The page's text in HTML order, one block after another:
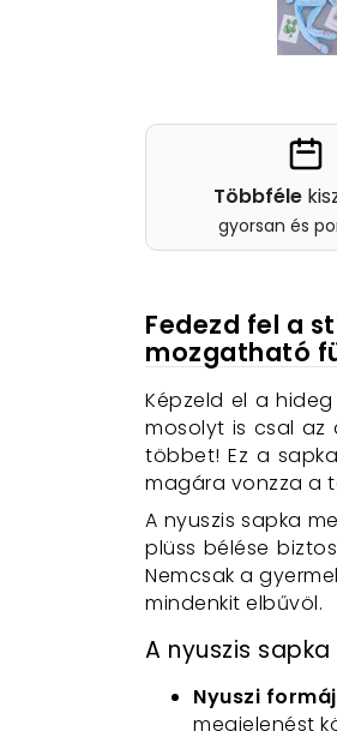
Többféle
gyorsan és
Fedezd fel a
mozgatható
Képzeld el a
mosolyt is csal az
többet! Ez a
magára vonzza a
A nyuszis sapka
plüss bélése
Nemcsak a
mindenkit elbűvöl.
A nyuszis
Nyuszi
megjelenést